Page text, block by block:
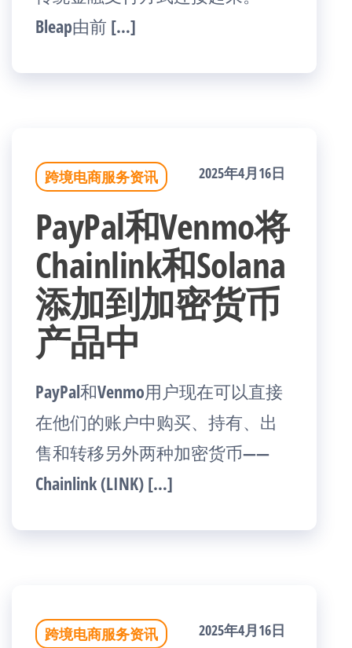
Bleap由前 […]
跨境电商服务资讯 2025年4月16日
PayPal和Venmo将
Chainlink和Solana
添加到加密货币
产品中
PayPal和Venmo用户现在可以直接
在他们的账户中购买、持有、出
售和转移另外两种加密货币——
Chainlink (LINK) […]
跨境电商服务资讯 2025年4月16日